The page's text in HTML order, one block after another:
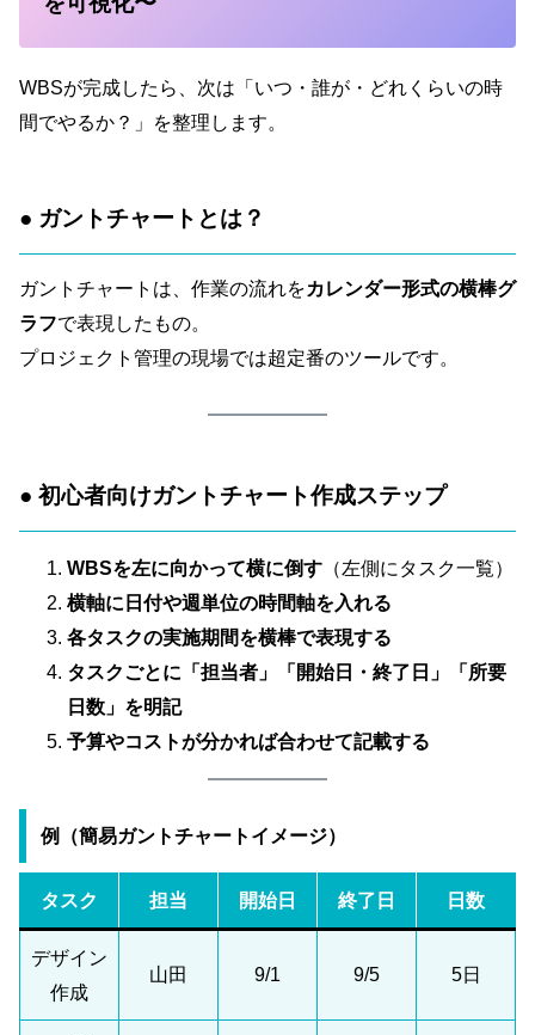
WBSが完成したら、次は「いつ・誰が・どれくらいの時
間でやるか？」を整理します。
● ガントチャートとは？
ガントチャートは、作業の流れをカレンダー形式の横棒グ
ラフで表現したもの。
プロジェクト管理の現場では超定番のツールです。
● 初心者向けガントチャート作成ステップ
WBSを左に向かって横に倒す （左側にタスク一覧）
横軸に日付や週単位の時間軸を入れる
各タスクの実施期間を横棒で表現する
タスクごとに「担当者」「開始日・終了日」「所要
日数」を明記
予算やコストが分かれば合わせて記載する
例（簡易ガントチャートイメージ）
タスク 担当 開始日 終了日 日数
デザイン
作成
山田 9/1 9/5 5日